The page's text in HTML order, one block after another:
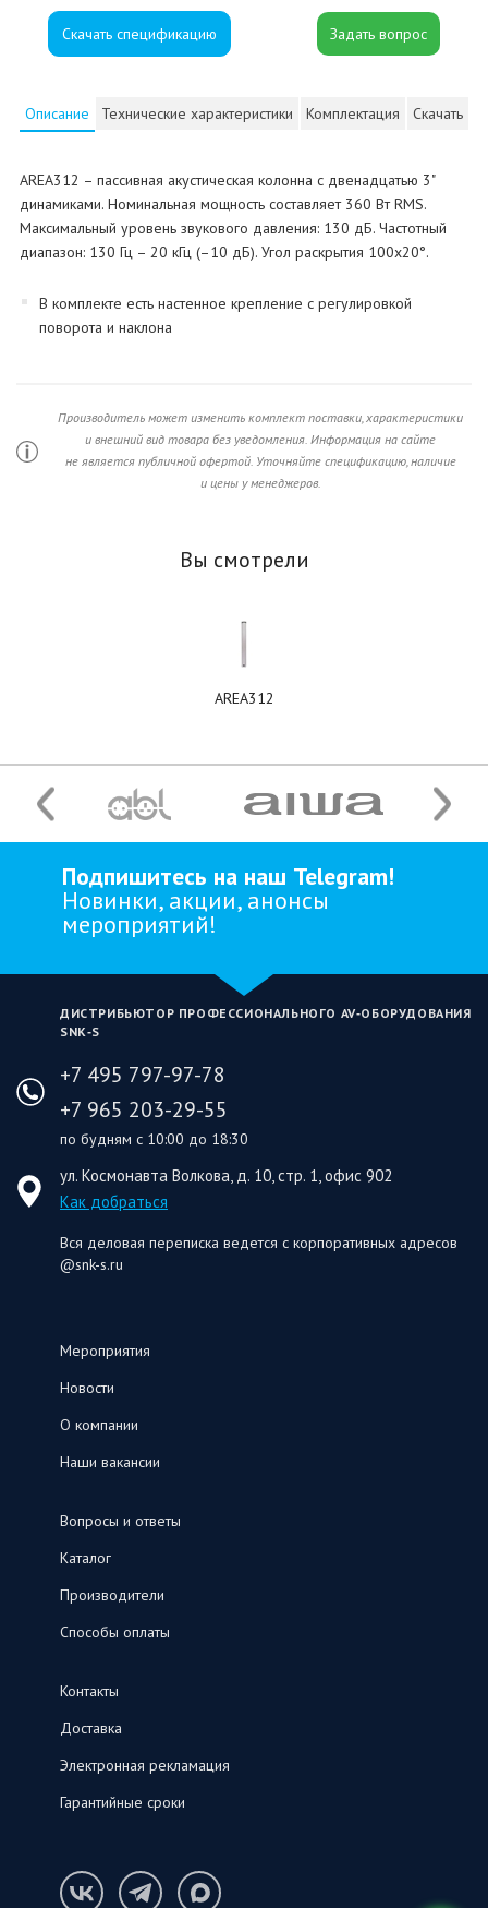
Скачать спецификацию
Описание Технические характеристики Комплектация Скачать
AREA312 – пассивная акустическая колонна с двенадцатью 3"
динамиками. Номинальная мощность составляет 360 Вт RMS.
Максимальный уровень звукового давления: 130 дБ. Частотный
диапазон: 130 Гц – 20 кГц (–10 дБ). Угол раскрытия 100х20°.
В комплекте есть настенное крепление с регулировкой
поворота и наклона
Производитель может изменить комплект поставки, характеристики
и внешний вид товара без уведомления. Информация на сайте
не является публичной офертой. Уточняйте спецификацию, наличие
и цены у менеджеров.
Вы смотрели
AREA312
Подпишитесь на наш Telegram!
Новинки, акции, анонсы
мероприятий!
ДИСТРИБЬЮТОР ПРОФЕССИОНАЛЬНОГО AV‑ОБОРУДОВАНИЯ
SNK‑S
+7 495 797-97-78
+7 965 203-29-55
по будням с 10:00 до 18:30
ул. Космонавта Волкова, д. 10, стр. 1, офис 902
Как добраться
Вся деловая переписка ведется с корпоративных адресов
@snk-s.ru
Мероприятия
Новости
О компании
Наши вакансии
Вопросы и ответы
Каталог
Производители
Способы оплаты
Контакты
Доставка
Электронная рекламация
Гарантийные сроки